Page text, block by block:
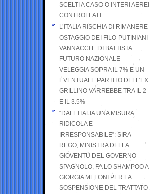
SCELTI A CASO O INTERI AEREI
CONTROLLATI
L’ITALIA RISCHIA DI RIMANERE
OSTAGGIO DEI FILO-PUTINIANI
VANNACCI E DI BATTISTA.
FUTURO NAZIONALE
VELEGGIA SOPRA IL 7% E UN
EVENTUALE PARTITO DELL’EX
GRILLINO VARREBBE TRA IL 2
E IL 3.5%
“DALL’ITALIA UNA MISURA
RIDICOLA E
IRRESPONSABILE”: SIRA
REGO, MINISTRA DELLA
GIOVENTÙ DEL GOVERNO
SPAGNOLO, FA LO SHAMPOO A
GIORGIA MELONI PER LA
SOSPENSIONE DEL TRATTATO